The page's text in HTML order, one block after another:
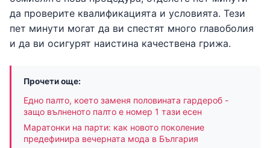
да проверите квалификацията и условията. Тези
пет минути могат да ви спестят много главоболия
и да ви осигурят наистина качествена грижа.
Прочети още:
Едно палто, което заменя половината гардероб -
защо вълненото палто е номер 1 тази есен
Маратонки на парти: как новото поколение
предефинира вечерната мода в България